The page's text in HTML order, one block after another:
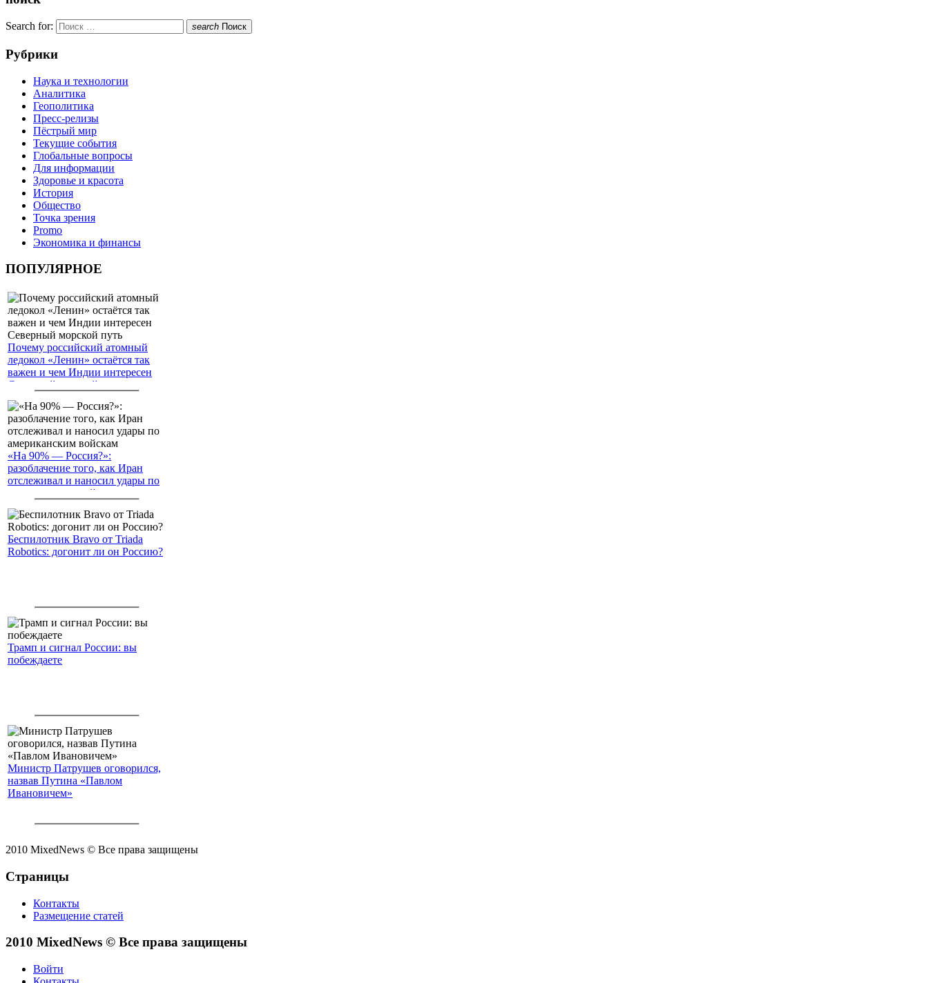
Search for: search Поиск
Рубрики
Наука и технологии
Аналитика
Геополитика
Пресс-релизы
Пёстрый мир
Текущие события
Глобальные вопросы
Для информации
Здоровье и красота
История
Общество
Точка зрения
Promo
Экономика и финансы
ПОПУЛЯРНОЕ
Почему российский атомный
ледокол «Ленин» остаётся так
важен и чем Индии интересен
Северный морской путь
«На 90% — Россия?»:
разоблачение того, как Иран
отслеживал и наносил удары по
американским войскам
Беспилотник Bravo от Triada
Robotics: догонит ли он Россию?
Трамп и сигнал России: вы
побеждаете
Министр Патрушев оговорился,
назвав Путина «Павлом
Ивановичем»
2010 MixedNews © Все права защищены
Страницы
Контакты
Размещение статей
2010 MixedNews © Все права защищены
Войти